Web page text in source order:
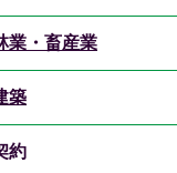
業・畜産業
築
約